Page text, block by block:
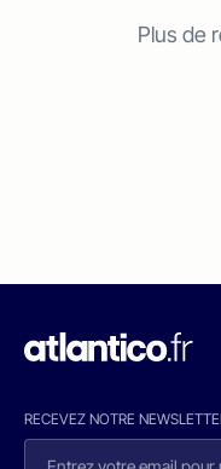
Plus de
RECEVEZ NOTRE